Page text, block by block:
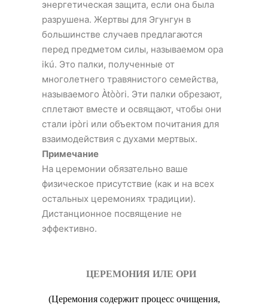
энергетическая защита, если она была
разрушена. Жертвы для Эгунгун в
большинстве случаев предлагаются
перед предметом силы, называемом opa
ikú. Это палки, полученные от
многолетнего травянистого семейства,
называемого Àtòòri. Эти палки обрезают,
сплетают вместе и освящают, чтобы они
стали ipòri или объектом почитания для
взаимодействия с духами мертвых.
Примечание
На церемонии обязательно ваше
физическое присутствие (как и на всех
остальных церемониях традиции).
Дистанционное посвящение не
эффективно.
ЦЕРЕМОНИЯ ИЛЕ ОРИ
(Церемония содержит процесс очищения,